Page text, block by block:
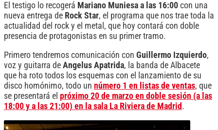
El testigo lo recogerá Mariano Muniesa a las 16:00 con una
nueva entrega de Rock Star, el programa que nos trae toda la
actualidad del rock y el metal, que hoy contará con doble
presencia de protagonistas en su primer tramo.
Primero tendremos comunicación con Guillermo Izquierdo,
voz y guitarra de Angelus Apatrida, la banda de Albacete
que ha roto todos los esquemas con el lanzamiento de su
disco homónimo, todo un número 1 en listas de ventas, que
se presentará el próximo 20 de marzo en doble sesión (a las
18:00 y a las 21:00) en la sala La Riviera de Madrid .